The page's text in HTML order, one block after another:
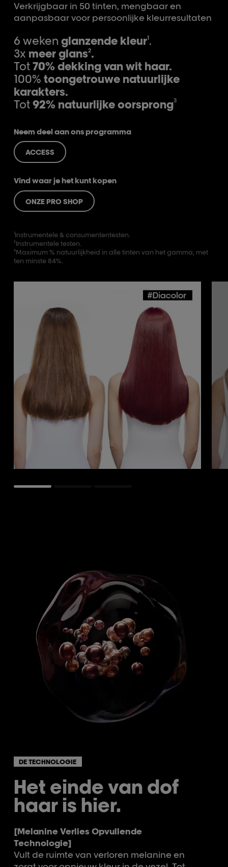
Verkrijgbaar in 50 tinten, mengbaar en
aanpasbaar voor persoonlijke kleurresultaten
6 weken glanzende kleur¹.
3x meer glans².
Tot70% dekking van wit haar.
100% toongetrouwe natuurlijke
karakters.
Tot92% natuurlijke oorsprong3
Neem deel aan ons programma
ACCESS
Vind waar je het kunt kopen
ONZE PRO SHOP
¹Instrumentele & consumententesten.
²Instrumentele testen.
³Maximum % natuurlijkheid in alle tinten van het gamma, met
ten minste 84%.
DE TECHNOLOGIE
Het einde van dof
haar is hier.
[Melanine Verlies Opvullende
Technologie]
Vult de ruimte van verloren melanine en